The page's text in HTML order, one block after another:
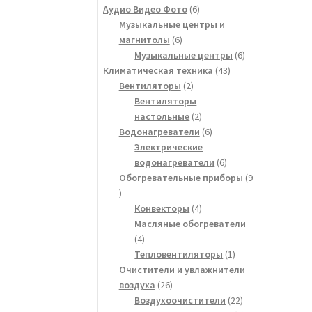
товаров
Аудио Видео Фото 66
товаров
Музыкальные центры и
магнитолы 66
товаров
Музыкальные центры 66
Климатическая техника 4343
Вентиляторы 22
товара
Вентиляторы
настольные 22
товара
Водонагреватели 66
Электрические
водонагреватели 66
товаров
Обогревательные приборы 9
9
товаров
Конвекторы 44
товара
Масляные обогреватели
44
товара
Тепловентиляторы 11
товар
Очистители и увлажнители
воздуха 2626
товаров
Воздухоочистители 2222